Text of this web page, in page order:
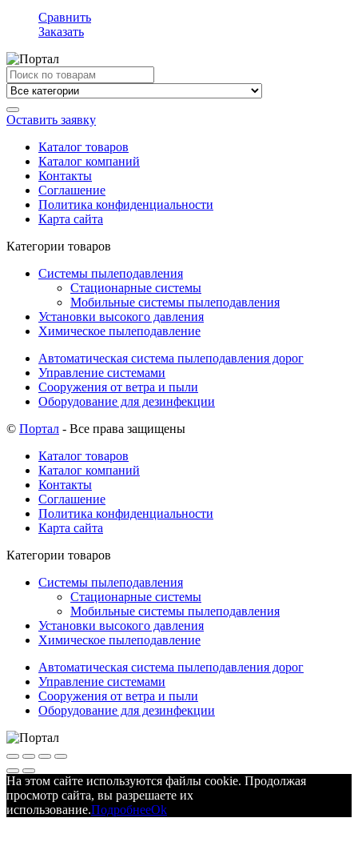
Сравнить
Заказать
Search
for:
Оставить заявку
Каталог товаров
Каталог компаний
Контакты
Соглашение
Политика конфиденциальности
Карта сайта
Категории товаров
Системы пылеподавления
Стационарные системы
Мобильные системы пылеподавления
Установки высокого давления
Химическое пылеподавление
Автоматическая система пылеподавления дорог
Управление системами
Сооружения от ветра и пыли
Оборудование для дезинфекции
© Портал - Все права защищены
Каталог товаров
Каталог компаний
Контакты
Соглашение
Политика конфиденциальности
Карта сайта
Категории товаров
Системы пылеподавления
Стационарные системы
Мобильные системы пылеподавления
Установки высокого давления
Химическое пылеподавление
Автоматическая система пылеподавления дорог
Управление системами
Сооружения от ветра и пыли
Оборудование для дезинфекции
На этом сайте используются файлы cookie. Продолжая
просмотр сайта, вы разрешаете их
использование.ПодробнееOk